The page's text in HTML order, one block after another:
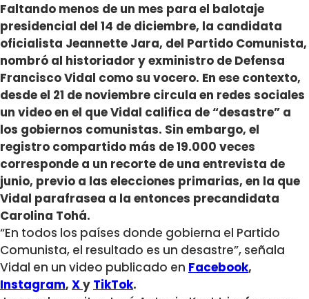
Faltando menos de un mes para el balotaje
presidencial del 14 de diciembre, la candidata
oficialista Jeannette Jara, del Partido Comunista,
nombró al historiador y exministro de Defensa
Francisco Vidal como su vocero. En ese contexto,
desde el 21 de noviembre circula en redes sociales
un video en el que Vidal califica de “desastre” a
los gobiernos comunistas. Sin embargo, el
registro compartido más de 19.000 veces
corresponde a un recorte de una entrevista de
junio, previo a las elecciones primarias, en la que
Vidal parafrasea a la entonces precandidata
Carolina Tohá.
“En todos los países donde gobierna el Partido
Comunista, el resultado es un desastre”, señala
Vidal en un video publicado en Facebook,
Instagram, Xy TikTok.